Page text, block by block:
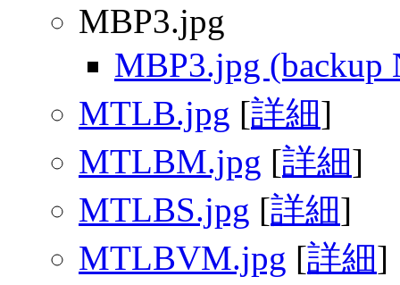
MBP3.jpg
MBP3.jpg (backup
MTLB.jpg [詳細]
MTLBM.jpg [詳細]
MTLBS.jpg [詳細]
MTLBVM.jpg [詳細]